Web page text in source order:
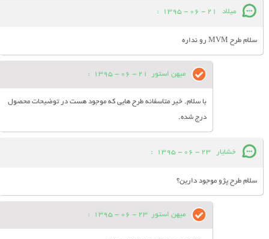
میلاد 21 - 06 - 1395
:
سلام طرح MVM رو نداره
میهن استور 21 - 06 - 1395
:
با سلام. خیر متاسفانه طرح هایی که موجود هست در توضیحات محصول
درج شده.
خشایار 23 - 06 - 1395
:
سلام طرح پژو موجود دارین؟
میهن استور 23 - 06 - 1395
: